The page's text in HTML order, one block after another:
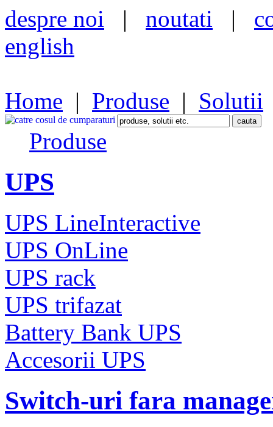
despre noi | noutati |
english
Home | Produse | Solutii
Produse
UPS
UPS LineInteractive
UPS OnLine
UPS rack
UPS trifazat
Battery Bank UPS
Accesorii UPS
Switch-uri fara